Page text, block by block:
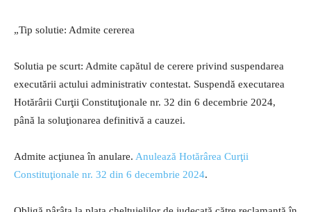
„Tip solutie: Admite cererea
Solutia pe scurt: Admite capătul de cerere privind suspendarea
executării actului administrativ contestat. Suspendă executarea
Hotărârii Curţii Constituţionale nr. 32 din 6 decembrie 2024,
până la soluţionarea definitivă a cauzei.
Admite acţiunea în anulare. Anulează Hotărârea Curţii
Constituţionale nr. 32 din 6 decembrie 2024.